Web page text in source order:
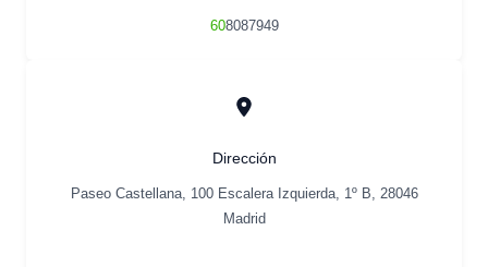
608087949
Dirección
Paseo Castellana, 100 Escalera Izquierda, 1º B, 28046
Madrid